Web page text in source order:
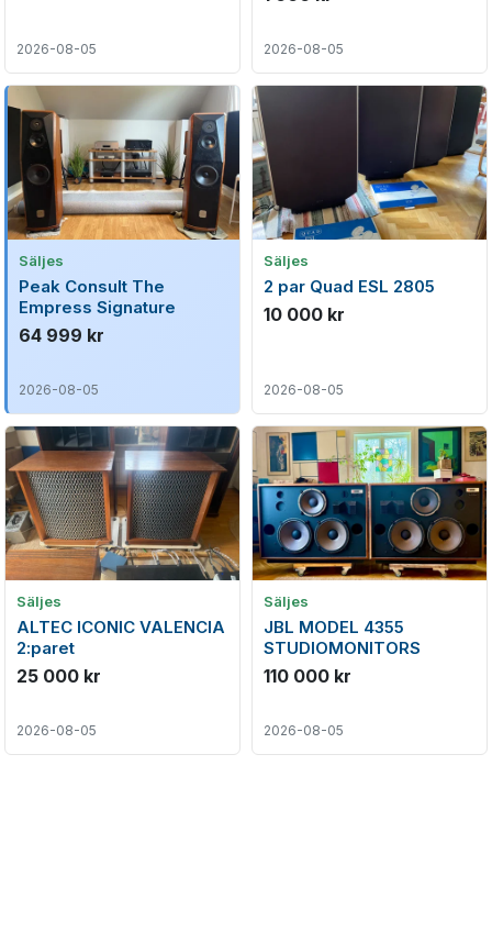
2026-08-05 2026-08-05
Säljes
Peak Consult The
Empress Signature
64 999 kr
2026-08-05
Säljes
2 par Quad ESL 2805
10 000 kr
2026-08-05
Säljes
ALTEC ICONIC VALENCIA
2:paret
25 000 kr
2026-08-05
Säljes
JBL MODEL 4355
STUDIOMONITORS
110 000 kr
2026-08-05